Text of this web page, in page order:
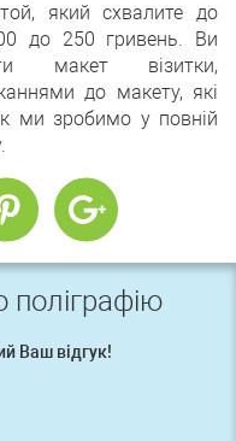
який схвалите до
до 250 гривень. Ви
макет візитки,
до макету, які
ми зробимо у повній
поліграфію
Ваш відгук!